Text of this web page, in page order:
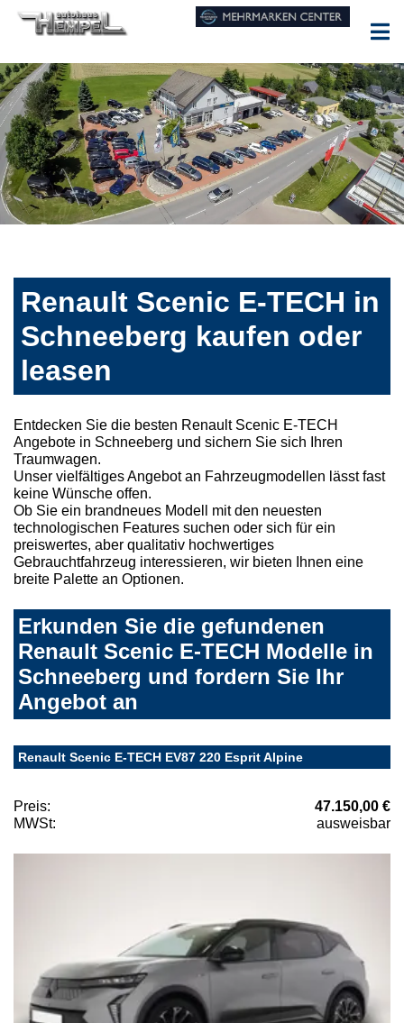
Renault Scenic E-TECH in
Schneeberg kaufen oder
leasen
Entdecken Sie die besten Renault Scenic E-TECH
Angebote in Schneeberg und sichern Sie sich Ihren
Traumwagen.
Unser vielfältiges Angebot an Fahrzeugmodellen lässt fast
keine Wünsche offen.
Ob Sie ein brandneues Modell mit den neuesten
technologischen Features suchen oder sich für ein
preiswertes, aber qualitativ hochwertiges
Gebrauchtfahrzeug interessieren, wir bieten Ihnen eine
breite Palette an Optionen.
Erkunden Sie die gefundenen
Renault Scenic E-TECH Modelle in
Schneeberg und fordern Sie Ihr
Angebot an
Renault Scenic E-TECH EV87 220 Esprit Alpine
Preis:
47.150,00 €
MWSt:
ausweisbar